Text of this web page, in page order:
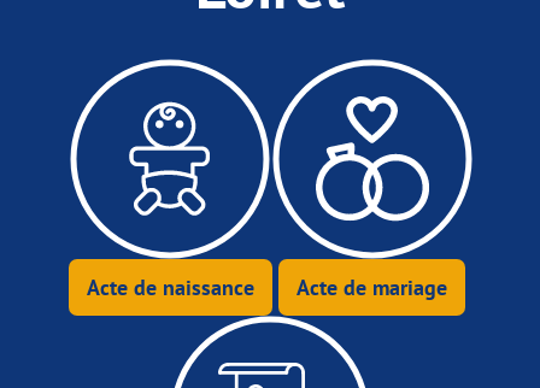
Acte de naissance Acte de mariage